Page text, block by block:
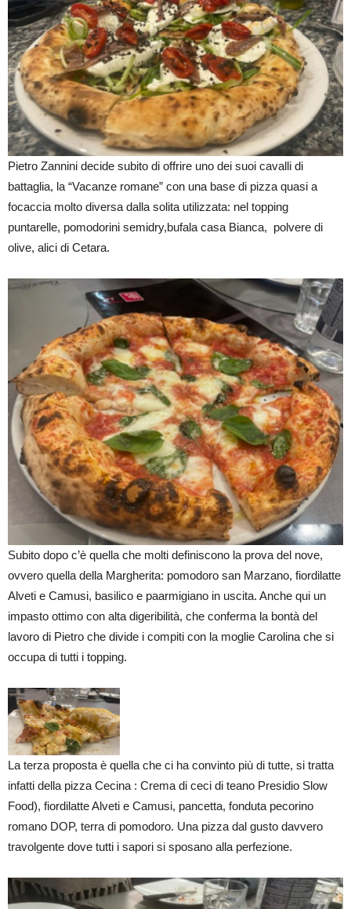
Pietro Zannini decide subito di offrire uno dei suoi cavalli di
battaglia, la “Vacanze romane” con una base di pizza quasi a
focaccia molto diversa dalla solita utilizzata: nel topping
puntarelle, pomodorini semidry,bufala casa Bianca, polvere di
olive, alici di Cetara.
Subito dopo c’è quella che molti definiscono la prova del nove,
ovvero quella della Margherita: pomodoro san Marzano, fiordilatte
Alveti e Camusi, basilico e paarmigiano in uscita. Anche qui un
impasto ottimo con alta digeribilità, che conferma la bontà del
lavoro di Pietro che divide i compiti con la moglie Carolina che si
occupa di tutti i topping.
La terza proposta è quella che ci ha convinto più di tutte, si tratta
infatti della pizza Cecina : Crema di ceci di teano Presidio Slow
Food), fiordilatte Alveti e Camusi, pancetta, fonduta pecorino
romano DOP, terra di pomodoro. Una pizza dal gusto davvero
travolgente dove tutti i sapori si sposano alla perfezione.